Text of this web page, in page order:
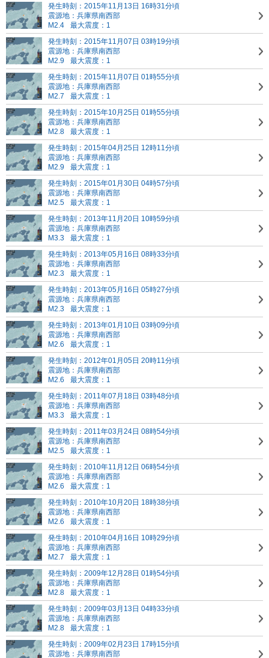
発生時刻：2015年11月13日 16時31分頃
震源地：兵庫県南西部
M2.4
最大震度：1
発生時刻：2015年11月07日 03時19分頃
震源地：兵庫県南西部
M2.9
最大震度：1
発生時刻：2015年11月07日 01時55分頃
震源地：兵庫県南西部
M2.7
最大震度：1
発生時刻：2015年10月25日 01時55分頃
震源地：兵庫県南西部
M2.8
最大震度：1
発生時刻：2015年04月25日 12時11分頃
震源地：兵庫県南西部
M2.9
最大震度：1
発生時刻：2015年01月30日 04時57分頃
震源地：兵庫県南西部
M2.5
最大震度：1
発生時刻：2013年11月20日 10時59分頃
震源地：兵庫県南西部
M3.3
最大震度：1
発生時刻：2013年05月16日 08時33分頃
震源地：兵庫県南西部
M2.3
最大震度：1
発生時刻：2013年05月16日 05時27分頃
震源地：兵庫県南西部
M2.3
最大震度：1
発生時刻：2013年01月10日 03時09分頃
震源地：兵庫県南西部
M2.6
最大震度：1
発生時刻：2012年01月05日 20時11分頃
震源地：兵庫県南西部
M2.6
最大震度：1
発生時刻：2011年07月18日 03時48分頃
震源地：兵庫県南西部
M3.3
最大震度：1
発生時刻：2011年03月24日 08時54分頃
震源地：兵庫県南西部
M2.5
最大震度：1
発生時刻：2010年11月12日 06時54分頃
震源地：兵庫県南西部
M2.6
最大震度：1
発生時刻：2010年10月20日 18時38分頃
震源地：兵庫県南西部
M2.6
最大震度：1
発生時刻：2010年04月16日 10時29分頃
震源地：兵庫県南西部
M2.7
最大震度：1
発生時刻：2009年12月28日 01時54分頃
震源地：兵庫県南西部
M2.8
最大震度：1
発生時刻：2009年03月13日 04時33分頃
震源地：兵庫県南西部
M2.8
最大震度：1
発生時刻：2009年02月23日 17時15分頃
震源地：兵庫県南西部